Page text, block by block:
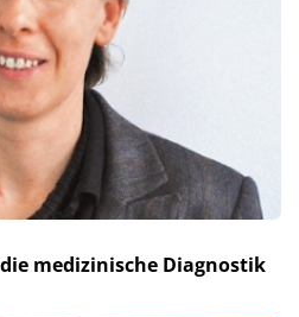
medizinische Diagnostik